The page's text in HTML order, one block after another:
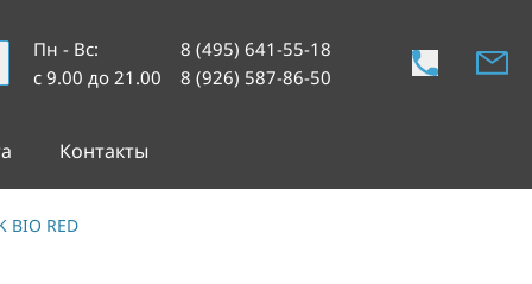
Пн - Вс:
с 9.00 до 21.00
8 (495) 641-55-18
8 (926) 587-86-50
Контакты
BIO RED